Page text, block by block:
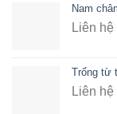
Nam
Liên hệ
Trống từ
Liên hệ